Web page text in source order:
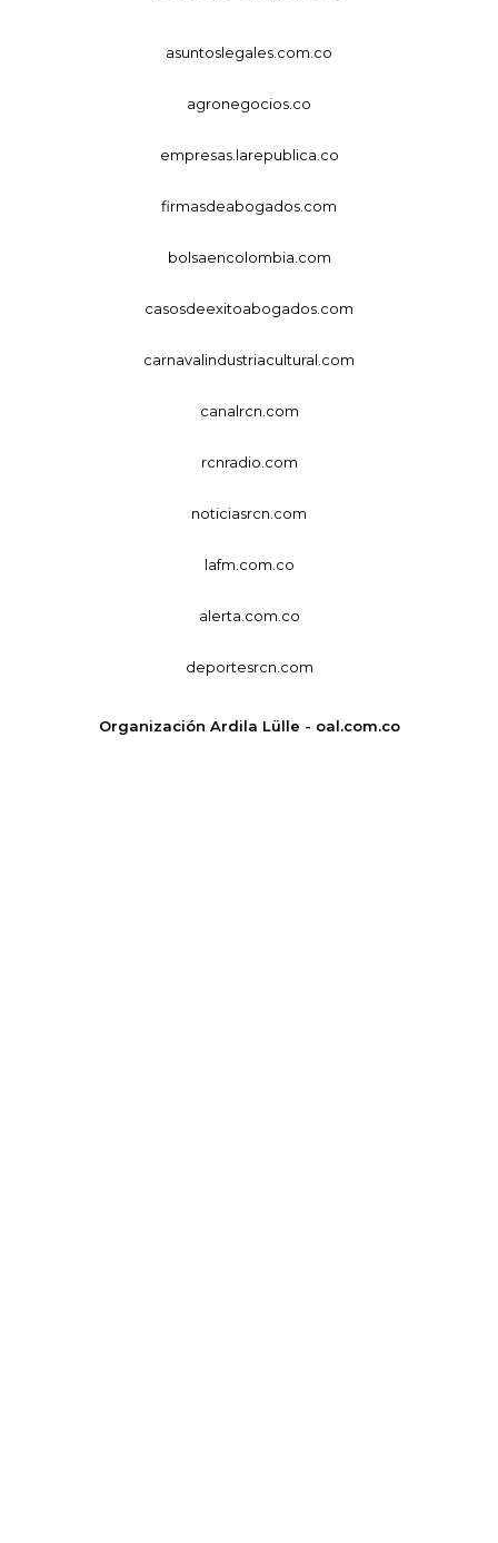
asuntoslegales.com.co
agronegocios.co
empresas.larepublica.co
firmasdeabogados.com
bolsaencolombia.com
casosdeexitoabogados.com
carnavalindustriacultural.com
canalrcn.com
rcnradio.com
noticiasrcn.com
lafm.com.co
alerta.com.co
deportesrcn.com
Organización Ardila Lülle - oal.com.co